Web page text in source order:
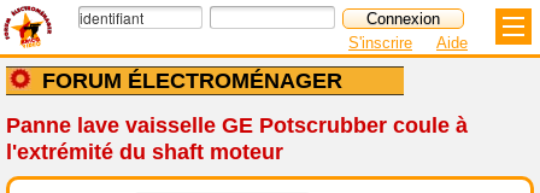
FORUM ÉLECTROMÉNAGER
S'inscrire Aide
Panne lave vaisselle GE Potscrubber coule à
l'extrémité du shaft moteur